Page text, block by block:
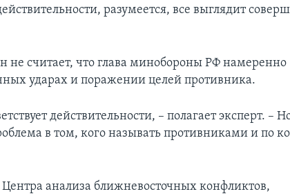
разумеется, все выглядит
считает, что глава минобороны РФ намеренно
ударах и поражении целей противника.
действительности, – полагает эксперт. –
в том, кого называть противниками и по
анализа ближневосточных конфликтов,